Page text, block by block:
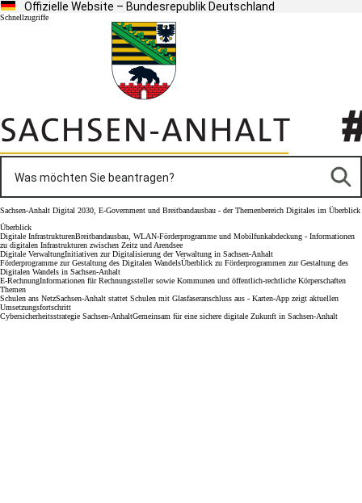
Offizielle Website – Bundesrepublik Deutschland
Schnellzugriffe
Sachsen-Anhalt Digital 2030, E-Government und Breitbandausbau - der Themenbereich Digitales im Überblick
Überblick
Digitale InfrastrukturenBreitbandausbau, WLAN-Förderprogramme und Mobilfunkabdeckung - Informationen
zu digitalen Infrastrukturen zwischen Zeitz und Arendsee
Digitale VerwaltungInitiativen zur Digitalisierung der Verwaltung in Sachsen-Anhalt
Förderprogramme zur Gestaltung des Digitalen WandelsÜberblick zu Förderprogrammen zur Gestaltung des
Digitalen Wandels in Sachsen-Anhalt
E-RechnungInformationen für Rechnungssteller sowie Kommunen und öffentlich-rechtliche Körperschaften
Themen
Schulen ans NetzSachsen-Anhalt stattet Schulen mit Glasfaseranschluss aus - Karten-App zeigt aktuellen
Umsetzungsfortschritt
Cybersicherheitsstrategie Sachsen-AnhaltGemeinsam für eine sichere digitale Zukunft in Sachsen-Anhalt